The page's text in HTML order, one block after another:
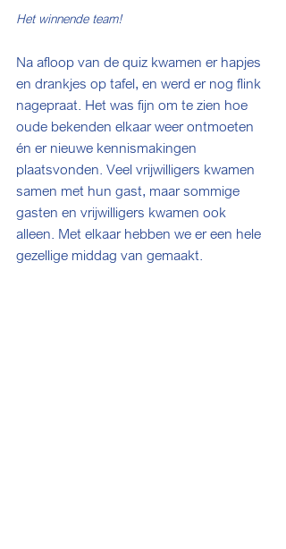
Het winnende team!
Na afloop van de quiz kwamen er hapjes
en drankjes op tafel, en werd er nog flink
nagepraat. Het was fijn om te zien hoe
oude bekenden elkaar weer ontmoeten
én er nieuwe kennismakingen
plaatsvonden. Veel vrijwilligers kwamen
samen met hun gast, maar sommige
gasten en vrijwilligers kwamen ook
alleen. Met elkaar hebben we er een hele
gezellige middag van gemaakt.